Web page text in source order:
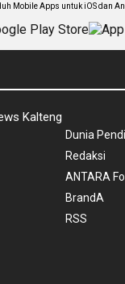
Mobile Apps untuk iOS dan
Kalteng
Dunia
Redaksi
ANTARA
BrandA
RSS